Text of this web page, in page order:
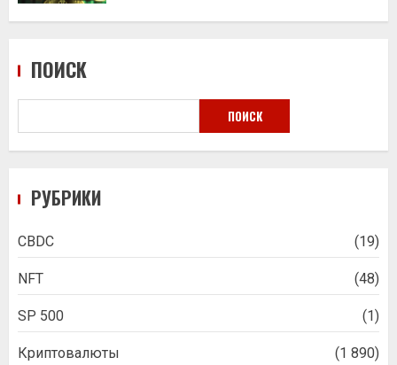
ПОИСК
ПОИСК
РУБРИКИ
CBDC (19)
NFT (48)
SP 500 (1)
Криптовалюты (1 890)